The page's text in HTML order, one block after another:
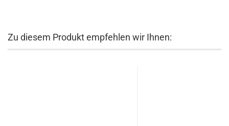
Zu diesem Produkt empfehlen wir Ihnen: